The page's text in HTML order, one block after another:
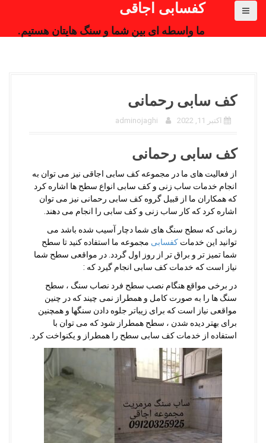
کفسابی اجاقی
ما واسطه ای بین شما و سنگ هایتان هستیم.
کف سابی رحمانی
اکتبر 11, 2022 adminojaghi
کف سابی رحمانی
از فعالیت های ما در مجموعه کف سابی اجاقی نیز می توان به
انجام خدمات ساب زنی و کف سابی انواع سطح ها اشاره کرد
که همکاران ما از قبیل گروه کف سابی رحمانی نیز می توان
اشاره کرد که کار ساب زنی و کف سابی را انجام می دهند.
زمانی که سطح سنگ های شما دچار آسیب شده باشد می
توانید این خدمات کفسابی مجموعه ما استفاده کنید تا سطح
شما تمیز تر و براق تر از روز اول گردد. در مواقعی سطح شما
نیاز است که خدمات کف سابی انجام گیرد که :
در برخی مواقع هنگام نصب سطح فرد نصاب سنگ ، سطح
سنگ ها را به صورت کامل و همطراز نمی چیند که در چنین
مواقعی نیاز است که برای زیباتر جلوه دادن سنگها و همچنین
برای بهتر دیده شدن ، سطح همطراز شود که می توان با
استفاده از خدمات کف سابی سطح را همطراز و یکنواخت کرد.